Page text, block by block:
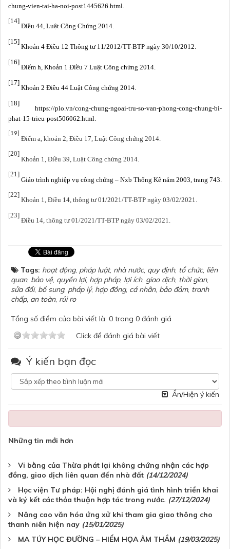
chung-vien-tai-ha-noi-post1445626.html.
[14]
Điều 44, Luật Công Chứng 2014.
[15]
Khoản 4 Điều 12 Thông tư 11/2012/TT-BTP ngày 30/10/2012.
[16]
Điểm h, Khoản 1 Điều 7 Luật Công chứng 2014.
[17]
Khoản 2 Điều 44 Luật Công chứng 2014.
[18]
https://plo.vn/cong-chung-ngoai-tru-so-van-phong-cong-chung-bi-
phat-15-trieu-post506062.html.
[19]
Điểm a, khoản 2, Điều 17, Luật Công chứng 2014.
[20]
Khoản 1, Điều 39, Luật Công chứng 2014.
[21]
Giáo trình nghiệp vụ công chứng – Nxb Thống Kê năm 2003, trang 743.
[22]
Khoản 1, Điều 14, thông tư 01/2021/TT-BTP ngày 03/02/2021.
[23]
Điều 14, thông tư 01/2021/TT-BTP ngày 03/02/2021.
Tags: hoạt động, pháp luật, nhà nước, quy định, tổ chức, liên
quan, bảo vệ, quyền lợi, hợp pháp, lợi ích, giao dịch, thời gian,
sửa đổi, bổ sung, pháp lý, hợp đồng, cá nhân, bảo đảm, tranh
chấp, an toàn, rủi ro
Tổng số điểm của bài viết là: 0 trong 0 đánh giá
Click để đánh giá bài viết
Ý kiến bạn đọc
Ẩn/Hiện ý kiến
Những tin mới hơn
Vi bằng của Thừa phát lại không chứng nhận các hợp
đồng, giao dịch liên quan đến nhà đất (14/12/2024)
Học viện Tư pháp: Hội nghị đánh giá tình hình triển khai
và ký kết các thỏa thuận hợp tác trong nước. (27/12/2024)
Nâng cao văn hóa ứng xử khi tham gia giao thông cho
thanh niên hiện nay (15/01/2025)
MA TÚY HỌC ĐƯỜNG – HIỂM HỌA ÂM THẦM (19/03/2025)